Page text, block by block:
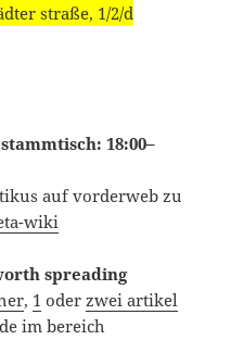
straße, 1/2/d
18:00–
auf vorderweb zu
wiki
spreading
, 1 oderzwei artikel
im bereich